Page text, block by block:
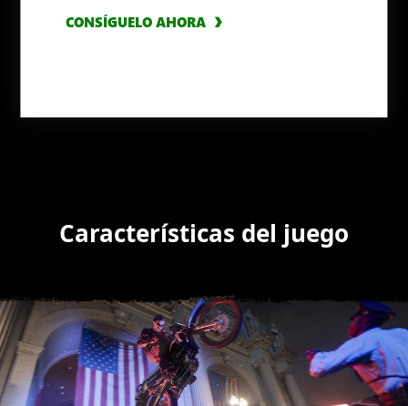
CONSÍGUELO AHORA
Características del juego